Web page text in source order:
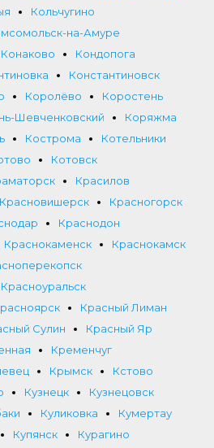
Кольчугино
на-Амуре
Конаково
Кондопога
Константиновск
Королёво
Коростень
Шевченковский
Коряжма
Кострома
Котельники
Котовск
Красилов
Красновишерск
Красногорск
Краснодон
Краснокаменск
Краснокамск
Красноуральск
Красный Лиман
Сулин
Красный Яр
Кременчуг
Крымск
Кстово
Кузнецк
Кузнецовск
Куликовка
Кумертау
Купянск
Курагино